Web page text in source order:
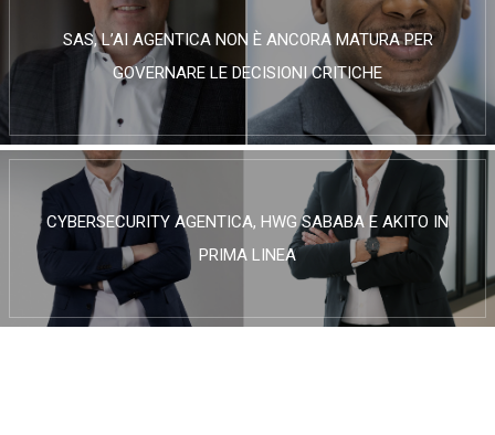
SAS, L’AI AGENTICA NON È ANCORA MATURA PER
GOVERNARE LE DECISIONI CRITICHE
CYBERSECURITY AGENTICA, HWG SABABA E AKITO IN
PRIMA LINEA